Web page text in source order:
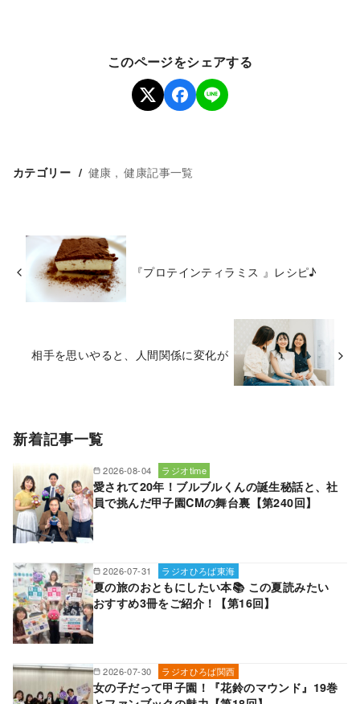
このページをシェアする
カテゴリー 健康 健康記事一覧
『プロテインティラミス 』レシピ♪
相手を思いやると、人間関係に変化が
新着記事一覧
2026-08-04 ラジオtime
愛されて20年！ブルブルくんの誕生秘話と、社
員で挑んだ甲子園CMの舞台裏【第240回】
2026-07-31 ラジオひろば東海
夏の旅のおともにしたい本📚 この夏読みたい
おすすめ3冊をご紹介！【第16回】
2026-07-30 ラジオひろば関西
女の子だって甲子園！『花鈴のマウンド』19巻